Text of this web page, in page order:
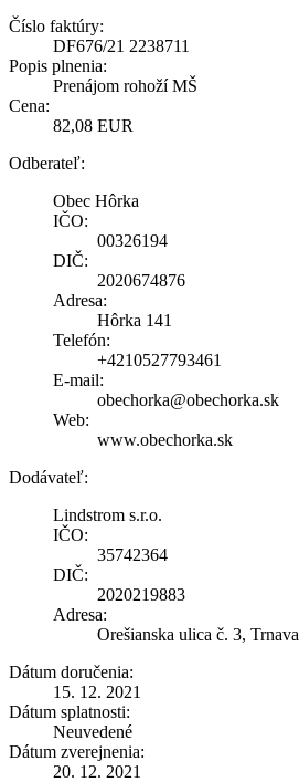
Číslo faktúry:
DF676/21 2238711
Popis plnenia:
Prenájom rohoží MŠ
Cena:
82,08 EUR
Odberateľ:
Obec Hôrka
IČO:
00326194
DIČ:
2020674876
Adresa:
Hôrka 141
Telefón:
+4210527793461
E-mail:
obechorka@obechorka.sk
Web:
www.obechorka.sk
Dodávateľ:
Lindstrom s.r.o.
IČO:
35742364
DIČ:
2020219883
Adresa:
Orešianska ulica č. 3, Trnava
Dátum doručenia:
15. 12. 2021
Dátum splatnosti:
Neuvedené
Dátum zverejnenia:
20. 12. 2021